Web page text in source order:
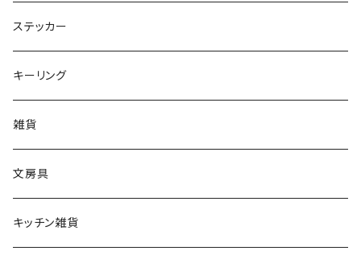
ステッカー
キーリング
雑貨
文房具
キッチン雑貨